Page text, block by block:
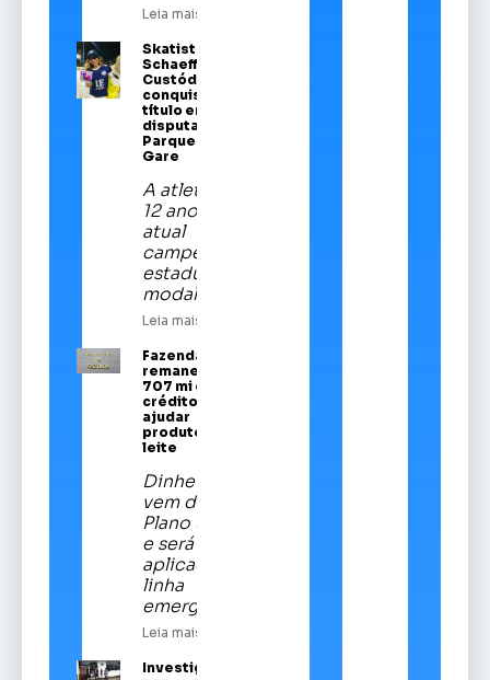
Leia mais
Skatista Alice
Schaeffer
Custódio
conquista
título em
disputa no
Parque da
Gare
A atleta de
12 anos é a
atual
campeã
estadual da
modalidade
Leia mais
Fazenda
remaneja R$
707 mi em
crédito para
ajudar
produtores de
leite
Dinheiro
vem do
Plano Safra
e será
aplicado em
linha
emergencial
Leia mais
Investigado